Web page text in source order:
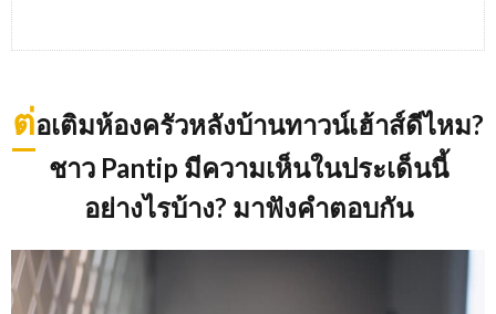
ต่อเติมห้องครัวหลังบ้านทาวน์เฮ้าส์ดีไหม?
ชาว Pantip มีความเห็นในประเด็นนี้
อย่างไรบ้าง? มาฟังคำตอบกัน